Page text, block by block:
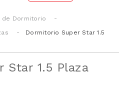
de Dormitorio
Dormitorio Super Star 1.5
Star 1.5 Plaza